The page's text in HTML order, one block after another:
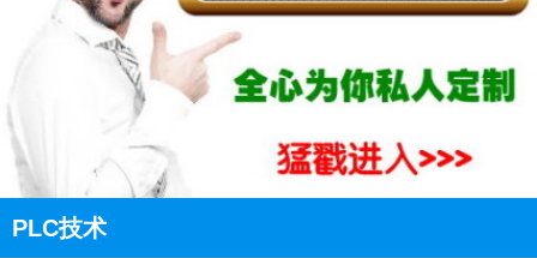
PLC技术